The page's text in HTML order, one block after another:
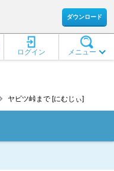
ダウンロード
メニュー
ログイン
ヤビツ峠まで [にむじぃ]